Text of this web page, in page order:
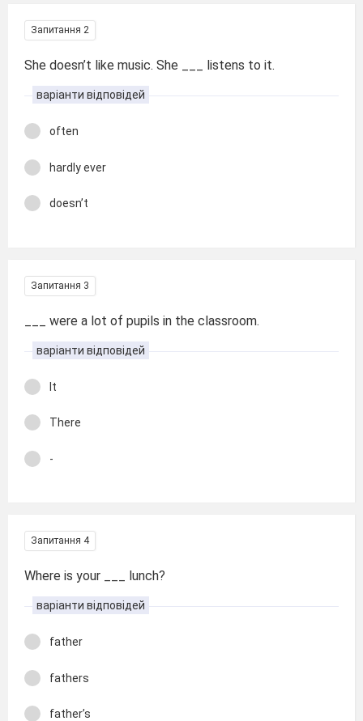
Запитання 2
She doesn’t like music. She ___ listens to it.
варіанти відповідей
often
hardly ever
doesn’t
Запитання 3
___ were a lot of pupils in the classroom.
варіанти відповідей
It
There
-
Запитання 4
Where is your ___ lunch?
варіанти відповідей
father
fathers
father’s